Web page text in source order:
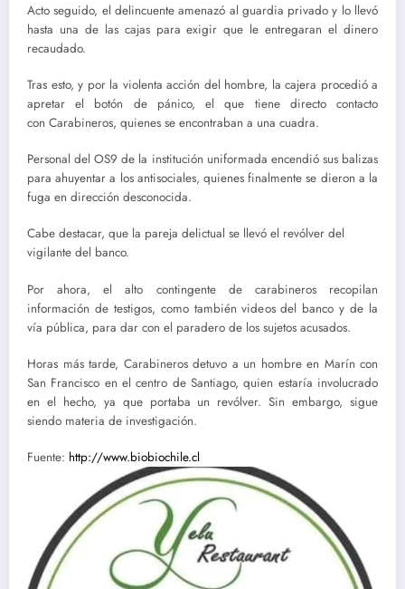
Acto seguido, el delincuente amenazó al guardia privado y lo llevó
hasta una de las cajas para exigir que le entregaran el dinero
recaudado.
Tras esto, y por la violenta acción del hombre, la cajera procedió a
apretar el botón de pánico, el que tiene directo contacto
con Carabineros, quienes se encontraban a una cuadra.
Personal del OS9 de la institución uniformada encendió sus balizas
para ahuyentar a los antisociales, quienes finalmente se dieron a la
fuga en dirección desconocida.
Cabe destacar, que la pareja delictual se llevó el revólver del
vigilante del banco.
Por ahora, el alto contingente de carabineros recopilan
información de testigos, como también videos del banco y de la
vía pública, para dar con el paradero de los sujetos acusados.
Horas más tarde, Carabineros detuvo a un hombre en Marín con
San Francisco en el centro de Santiago, quien estaría involucrado
en el hecho, ya que portaba un revólver. Sin embargo, sigue
siendo materia de investigación.
Fuente: http://www.biobiochile.cl